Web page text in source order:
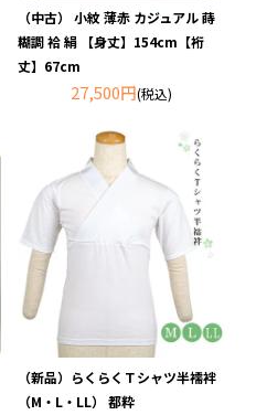
（中古） 小紋 薄赤 カジュアル 蒔
糊調 袷 絹 【身丈】154cm【裄
丈】67cm
27,500円(税込)
（新品）らくらくＴシャツ半襦袢
（M・L・LL） 都粋